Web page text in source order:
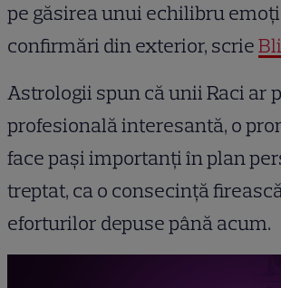
pe găsirea unui echilibru
confirmări din exterior, scrie
Astrologii spun că unii Raci ar
profesională interesantă, o
face pași importanți în plan
treptat, ca o consecință
eforturilor depuse până acum.